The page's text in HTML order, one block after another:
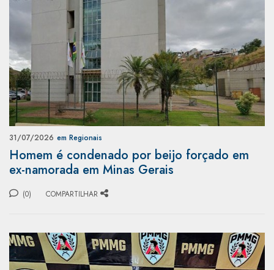
31/07/2026 em Regionais
Homem é condenado por beijo forçado em
ex-namorada em Minas Gerais
(0) COMPARTILHAR